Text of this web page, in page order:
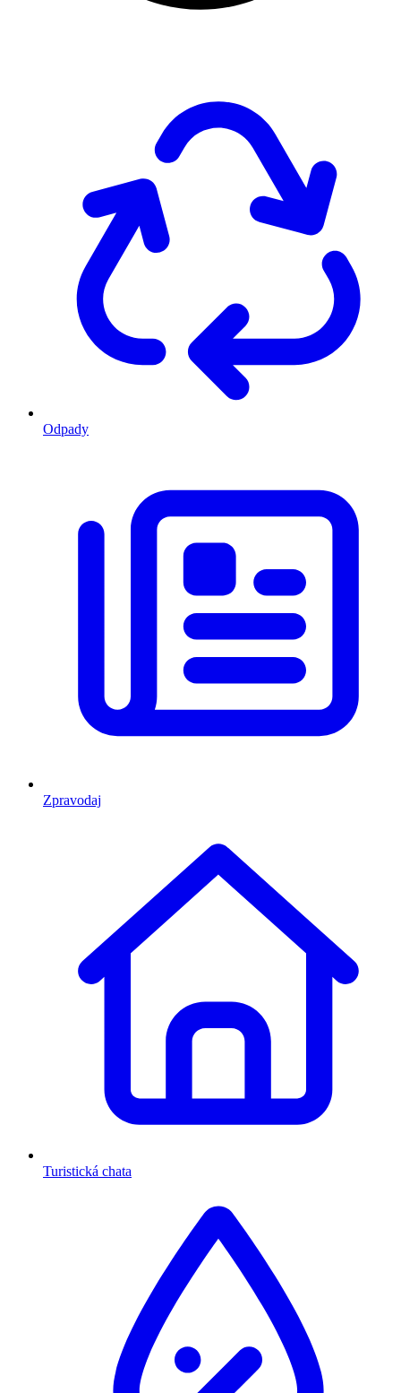
Odpady
Zpravodaj
Turistická chata